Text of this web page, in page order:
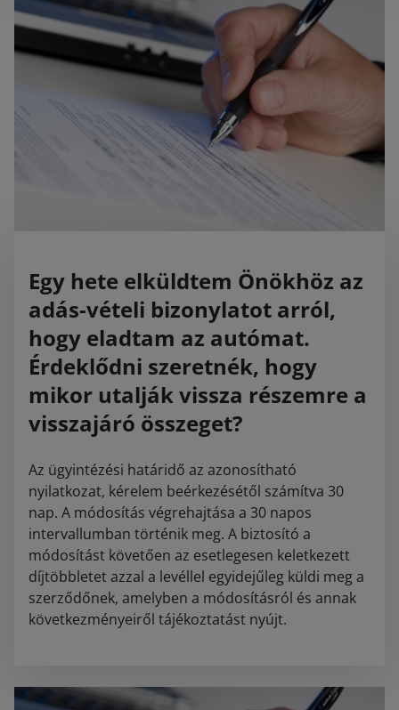
Egy hete elküldtem Önökhöz az
adás-vételi bizonylatot arról,
hogy eladtam az autómat.
Érdeklődni szeretnék, hogy
mikor utalják vissza részemre a
visszajáró összeget?
Az ügyintézési határidő az azonosítható
nyilatkozat, kérelem beérkezésétől számítva 30
nap. A módosítás végrehajtása a 30 napos
intervallumban történik meg. A biztosító a
módosítást követően az esetlegesen keletkezett
díjtöbbletet azzal a levéllel egyidejűleg küldi meg a
szerződőnek, amelyben a módosításról és annak
következményeiről tájékoztatást nyújt.